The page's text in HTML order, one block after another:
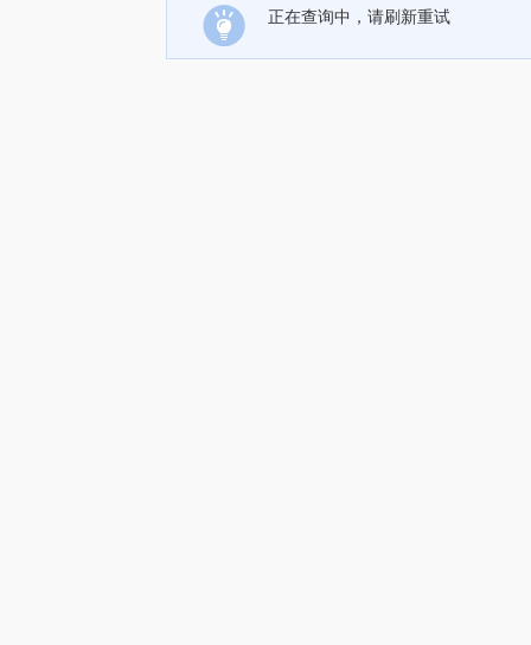
正在查询中，请刷新重试